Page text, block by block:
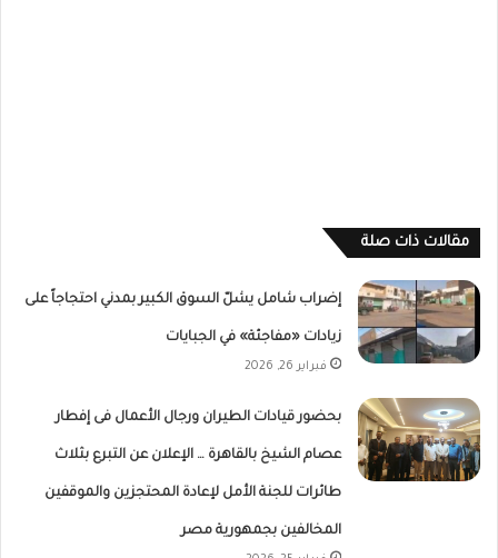
مقالات ذات صلة
إضراب شامل يشلّ السوق الكبير بمدني احتجاجاً على
زيادات «مفاجئة» في الجبايات
فبراير 26, 2026
بحضور قيادات الطيران ورجال الأعمال فى إفطار
عصام الشيخ بالقاهرة … الإعلان عن التبرع بثلاث
طائرات للجنة الأمل لإعادة المحتجزين والموقفين
المخالفين بجمهورية مصر